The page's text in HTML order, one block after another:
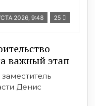
2026, 9:48 25
важный этап
Денис